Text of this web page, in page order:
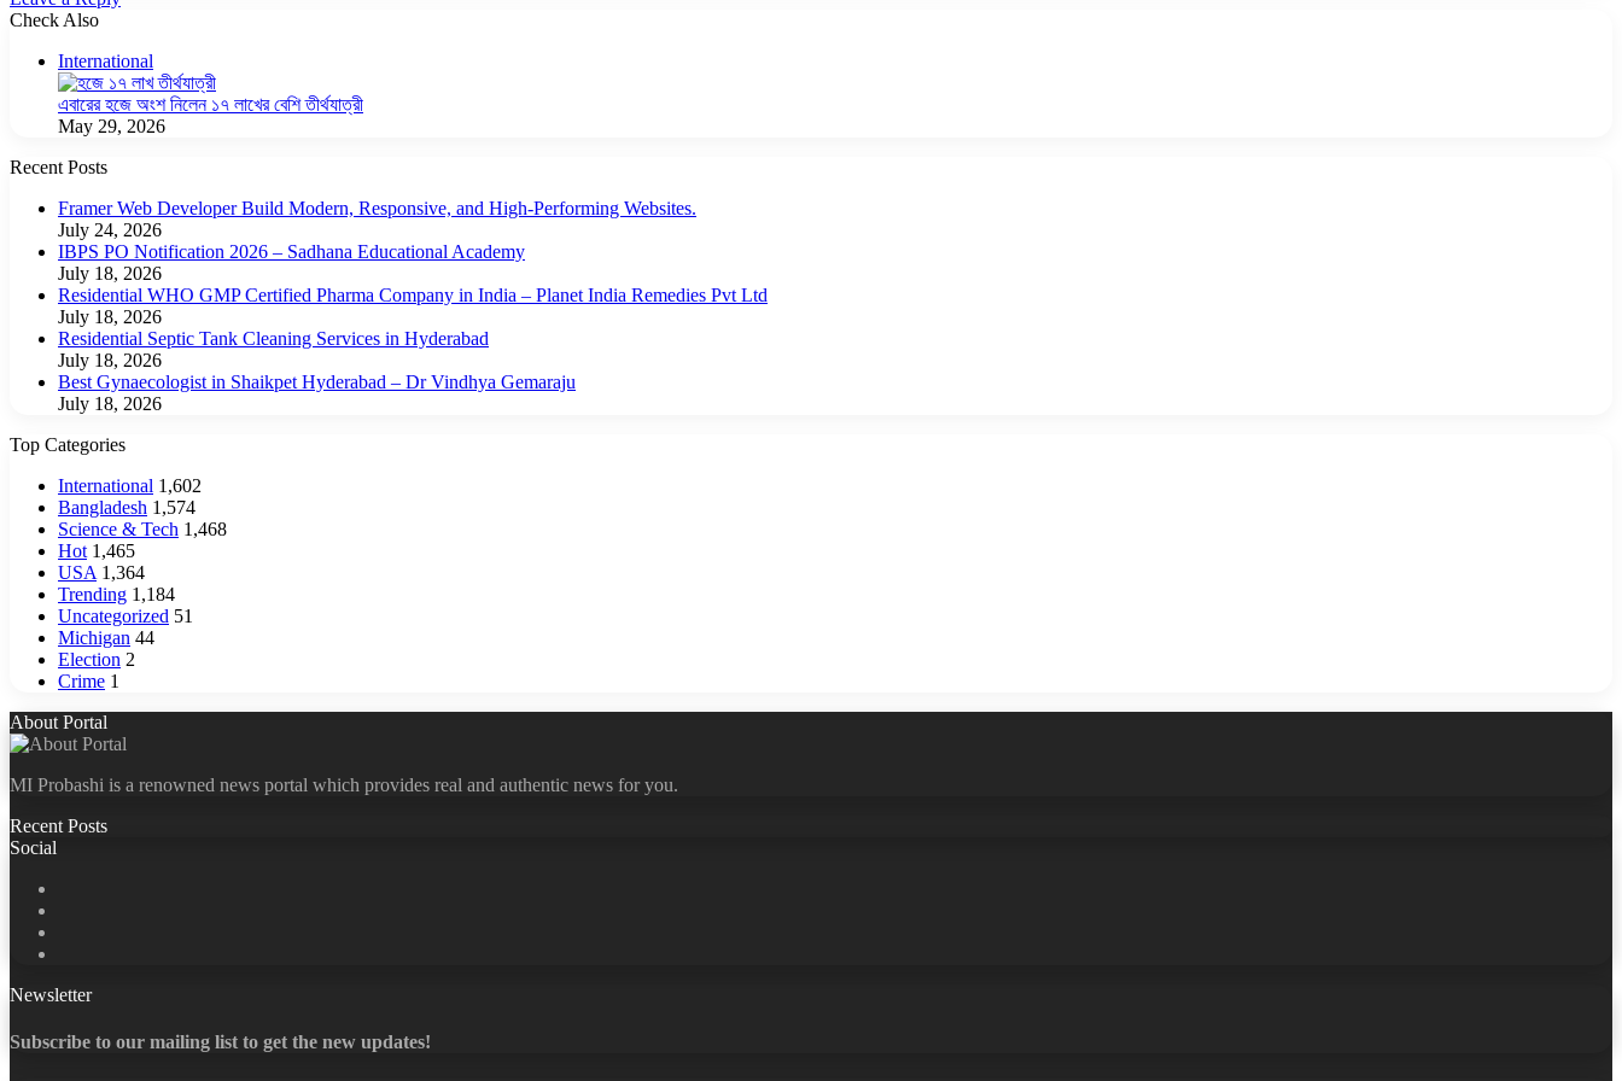
Check Also
International
এবারের হজে অংশ নিলেন ১৭ লাখের বেশি তীর্থযাত্রী
May 29, 2026
Recent Posts
Framer Web Developer Build Modern, Responsive, and High-Performing Websites.
July 24, 2026
IBPS PO Notification 2026 – Sadhana Educational Academy
July 18, 2026
Residential WHO GMP Certified Pharma Company in India – Planet India Remedies Pvt Ltd
July 18, 2026
Residential Septic Tank Cleaning Services in Hyderabad
July 18, 2026
Best Gynaecologist in Shaikpet Hyderabad – Dr Vindhya Gemaraju
July 18, 2026
Top Categories
International 1,602
Bangladesh 1,574
Science & Tech 1,468
Hot 1,465
USA 1,364
Trending 1,184
Uncategorized 51
Michigan 44
Election 2
Crime 1
About Portal
MI Probashi is a renowned news portal which provides real and authentic news for you.
Recent Posts
Social
Newsletter
Subscribe to our mailing list to get the new updates!